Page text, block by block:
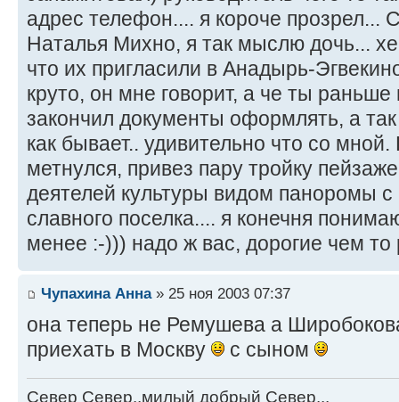
адрес телефон.... я короче прозрел...
Наталья Михно, я так мыслю дочь... хе
что их пригласили в Анадырь-
круто, он мне говорит, а че ты раньше
закончил документы оформлять, а
как бывает.. удивительно что со
метнулся, привез пару тройку
деятелей культуры видом паноромы с
славного поселка.... я конечня
менее :-))) надо ж вас, дорогие чем то
Чупахина Анна» 25 ноя 2003 07:37
она теперь не Ремушева а
приехать в Москву
с сыном
Север Север..милый добрый Север...